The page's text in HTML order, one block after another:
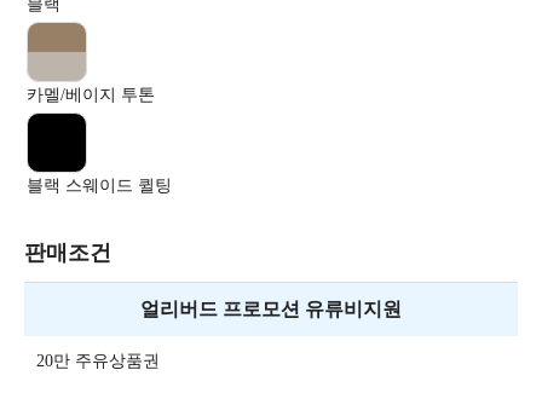
블랙
카멜/베이지 투톤
블랙 스웨이드 퀼팅
판매조건
얼리버드 프로모션 유류비지원
20만 주유상품권